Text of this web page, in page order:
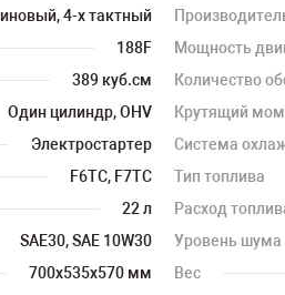
4-х тактный
188F Мощность
389 куб.см Количество
Один цилиндр, OHV Крутящий
Электростартер Система
F6TC, F7TC Тип топлива
22 л Расход
SAE30, SAE 10W30 Уровень шума
700х535х570 мм Вес